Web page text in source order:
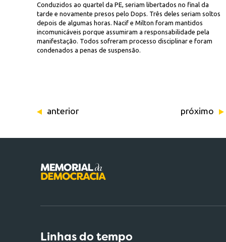
Conduzidos ao quartel da PE, seriam libertados no final da
tarde e novamente presos pelo Dops. Três deles seriam soltos
depois de algumas horas. Nacif e Milton foram mantidos
incomunicáveis porque assumiram a responsabilidade pela
manifestação. Todos sofreram processo disciplinar e foram
condenados a penas de suspensão.
anterior próximo
Linhas do tempo